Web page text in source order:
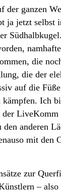
der ganzen
ja jetzt selbst
die
die der
auf die
Ich
der LiveKomm
anderen
mit den
zur
–